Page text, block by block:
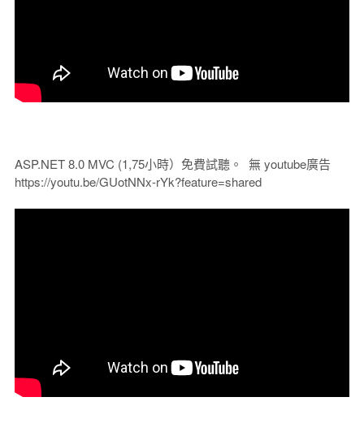
ASP.NET 8.0 MVC (1,75小時）免費試聽。 無 youtube廣告
https://youtu.be/GUotNNx-rYk?feature=shared